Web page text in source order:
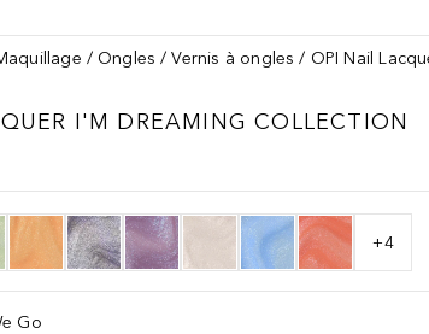
Ongles Vernis à ongles OPI Nail
I'M DREAMING COLLECTION
+4
Go